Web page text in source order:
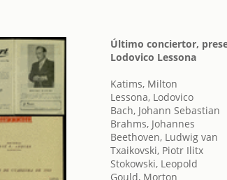
Último conciertor,
Lodovico Lessona
Katims, Milton
Lessona, Lodovico
Bach, Johann Sebastian
Brahms, Johannes
Beethoven, Ludwig van
Txaikovski, Piotr Ilitx
Stokowski, Leopold
Gould, Morton